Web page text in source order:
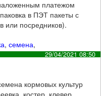
платежом
в ПЭТ пакеты с
или посредников).
,семена,
29/04/2021 08:50
кормовых культур
костер, клевер,